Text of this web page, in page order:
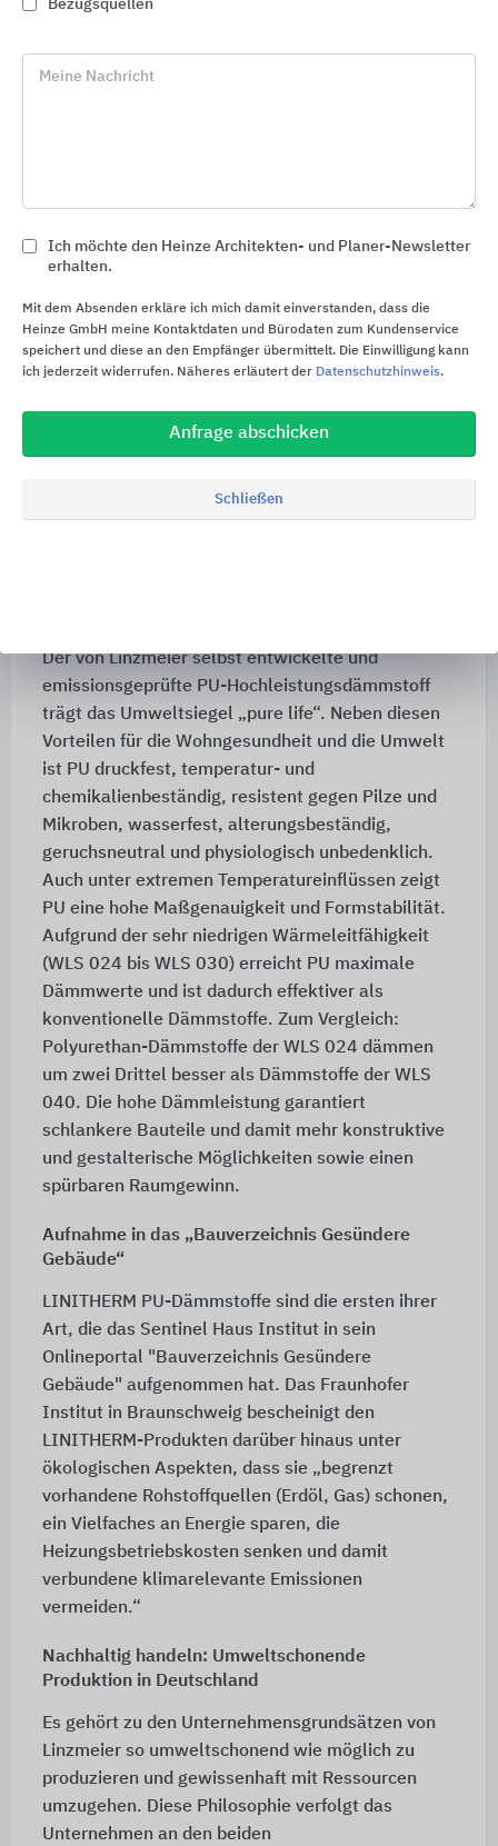
Die Linzmeier Bauelemente GmbH begleitet seit
über 50 Jahren Menschen dabei, ihre Gebäude so
gestalten – in öffentlichen und gewerblichen
Gebäuden genauso wie in Privathäusern. Die an
Der von Linzmeier selbst entwickelte und
emissionsgeprüfte PU-Hochleistungsdämmstoff
trägt das Umweltsiegel „pure life“. Neben diesen
Vorteilen für die Wohngesundheit und die Umwelt
ist PU druckfest, temperatur- und
chemikalienbeständig, resistent gegen Pilze und
Mikroben, wasserfest, alterungsbeständig,
geruchsneutral und physiologisch unbedenklich.
Auch unter extremen Temperatureinflüssen zeigt
PU eine hohe Maßgenauigkeit und Formstabilität.
Aufgrund der sehr niedrigen Wärmeleitfähigkeit
(WLS 024 bis WLS 030) erreicht PU maximale
Dämmwerte und ist dadurch effektiver als
konventionelle Dämmstoffe. Zum Vergleich:
Polyurethan-Dämmstoffe der WLS 024 dämmen
um zwei Drittel besser als Dämmstoffe der WLS
040. Die hohe Dämmleistung garantiert
schlankere Bauteile und damit mehr konstruktive
und gestalterische Möglichkeiten sowie einen
spürbaren Raumgewinn.
Aufnahme in das „Bauverzeichnis Gesündere
Gebäude“
LINITHERM PU-Dämmstoffe sind die ersten ihrer
Art, die das Sentinel Haus Institut in sein
Onlineportal "Bauverzeichnis Gesündere
Gebäude" aufgenommen hat. Das Fraunhofer
Institut in Braunschweig bescheinigt den
LINITHERM-Produkten darüber hinaus unter
ökologischen Aspekten, dass sie „begrenzt
vorhandene Rohstoffquellen (Erdöl, Gas) schonen,
ein Vielfaches an Energie sparen, die
Heizungsbetriebskosten senken und damit
verbundene klimarelevante Emissionen
vermeiden.“
Nachhaltig handeln: Umweltschonende
Produktion in Deutschland
Es gehört zu den Unternehmensgrundsätzen von
Linzmeier so umweltschonend wie möglich zu
produzieren und gewissenhaft mit Ressourcen
umzugehen. Diese Philosophie verfolgt das
Unternehmen an den beiden
Bezugsquellen
Meine Nachricht
Ich möchte den Heinze Architekten- und Planer-Newsletter
erhalten.
Mit dem Absenden erkläre ich mich damit einverstanden, dass die
Heinze GmbH meine Kontaktdaten und Bürodaten zum Kundenservice
speichert und diese an den Empfänger übermittelt. Die Einwilligung kann
ich jederzeit widerrufen. Näheres erläutert der Datenschutzhinweis.
Anfrage abschicken
Schließen